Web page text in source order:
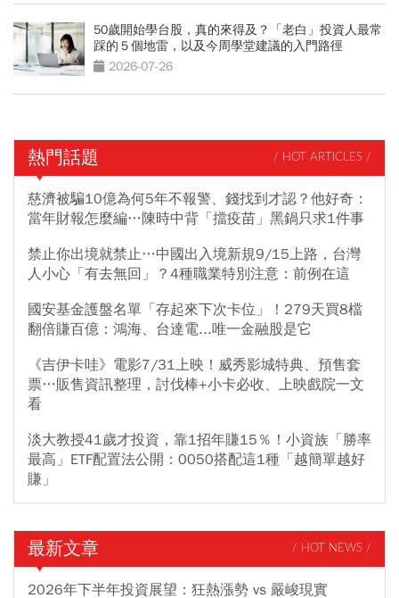
50歲開始學台股，真的來得及？「老白」投資人最常
踩的５個地雷，以及今周學堂建議的入門路徑
2026-07-26
熱門話題 / HOT ARTICLES /
慈濟被騙10億為何5年不報警、錢找到才認？他好奇：
當年財報怎麼編…陳時中背「擋疫苗」黑鍋只求1件事
禁止你出境就禁止…中國出入境新規9/15上路，台灣
人小心「有去無回」？4種職業特別注意：前例在這
國安基金護盤名單「存起來下次卡位」！279天買8檔
翻倍賺百億：鴻海、台達電...唯一金融股是它
《吉伊卡哇》電影7/31上映！威秀影城特典、預售套
票…販售資訊整理，討伐棒+小卡必收、上映戲院一文
看
淡大教授41歲才投資，靠1招年賺15％！小資族「勝率
最高」ETF配置法公開：0050搭配這1種「越簡單越好
賺」
最新文章 / HOT NEWS /
2026年下半年投資展望：狂熱漲勢 vs 嚴峻現實